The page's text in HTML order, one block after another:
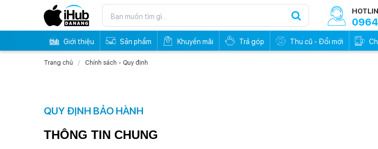
Giới thiệu Sản phẩm Khuyến mãi Trả góp Thu cũ - Đổi mới
Trang chủ Chính sách - Quy định
QUY ĐỊNH BẢO HÀNH
THÔNG TIN CHUNG